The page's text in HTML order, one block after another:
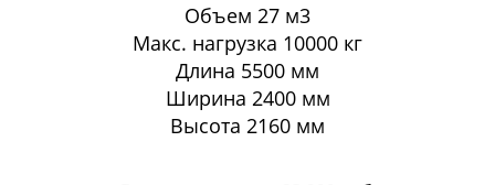
Объем 27 м3
Макс. нагрузка 10000 кг
Длина 5500 мм
Ширина 2400 мм
Высота 2160 мм